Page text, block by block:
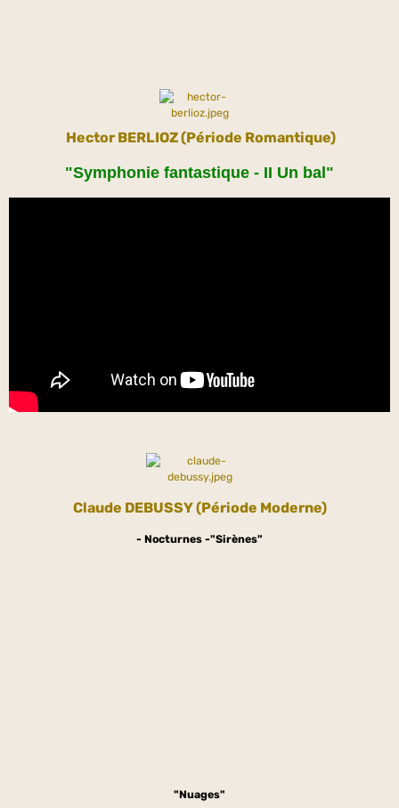
Hector BERLIOZ (Période Romantique)
"Symphonie fantastique - II Un bal"
Claude DEBUSSY (Période Moderne)
- Nocturnes -"Sirènes"
"Nuages"